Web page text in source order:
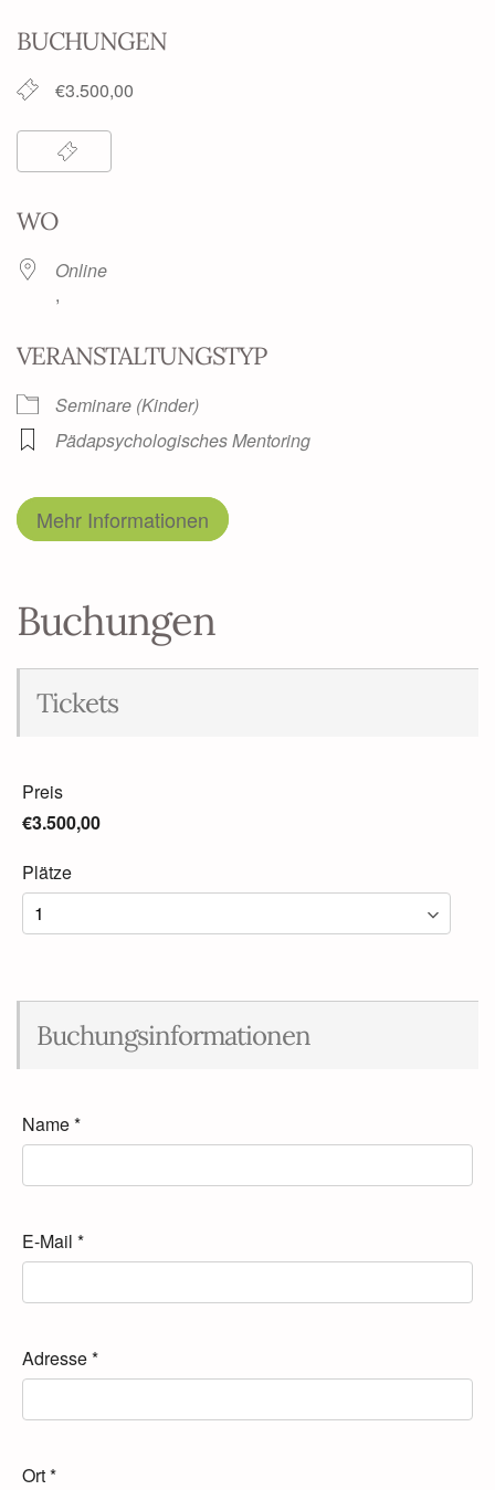
BUCHUNGEN
€3.500,00
WO
Online
,
VERANSTALTUNGSTYP
Seminare (Kinder)
Pädapsychologisches Mentoring
Mehr Informationen
Buchungen
Tickets
Preis
€3.500,00
Plätze
Buchungsinformationen
Name*
E-Mail *
Adresse*
Ort*